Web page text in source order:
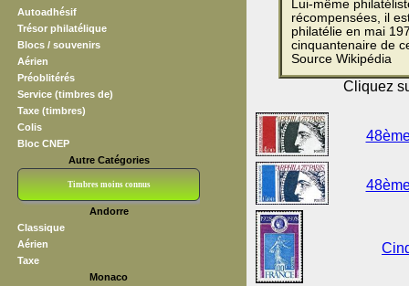
Autoadhésif
Trésor philatélique
Blocs / souvenirs
Aérien
Préoblitérés
Service (timbres de)
Taxe (timbres)
Colis
Bloc CNEP
Autre Catégories
Timbres moins connus
Andorre
Classique
Aérien
Taxe
Monaco
Lui-même
récompensées, il
philatélie en mai
cinquantenaire de
Source Wikipédia
Cliquez